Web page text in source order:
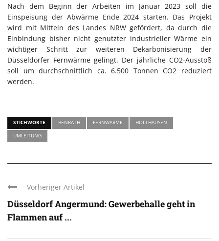
Nach dem Beginn der Arbeiten im Januar 2023 soll die
Einspeisung der Abwärme Ende 2024 starten. Das Projekt
wird mit Mitteln des Landes NRW gefördert, da durch die
Einbindung bisher nicht genutzter industrieller Wärme ein
wichtiger Schritt zur weiteren Dekarbonisierung der
Düsseldorfer Fernwärme gelingt. Der jährliche CO2-Ausstoß
soll um durchschnittlich ca. 6.500 Tonnen CO2 reduziert
werden.
STICHWORTE BENRATH FERNWÄRME
HOLTHAUSEN
UMLEITUNG
Vorheriger Artikel
Düsseldorf Angermund: Gewerbehalle geht in
Flammen auf ...